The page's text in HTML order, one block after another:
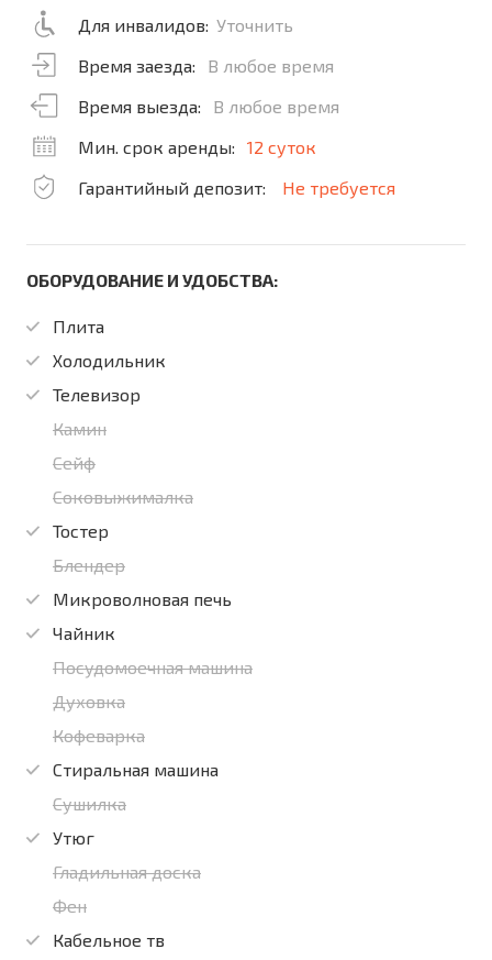
Для инвалидов: Уточнить
Время заезда:
В любое время
Время выезда:
В любое время
Мин. срок аренды:
12 суток
Гарантийный депозит:
Не требуется
ОБОРУДОВАНИЕ И УДОБСТВА:
Плита
Холодильник
Телевизор
Камин
Сейф
Соковыжималка
Тостер
Блендер
Микроволновая печь
Чайник
Посудомоечная машина
Духовка
Кофеварка
Стиральная машина
Сушилка
Утюг
Гладильная доска
Фен
Кабельное тв